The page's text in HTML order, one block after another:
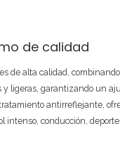
de calidad
de alta calidad,
y ligeras, garantizando un
antirreflejante,
intenso, conducción,